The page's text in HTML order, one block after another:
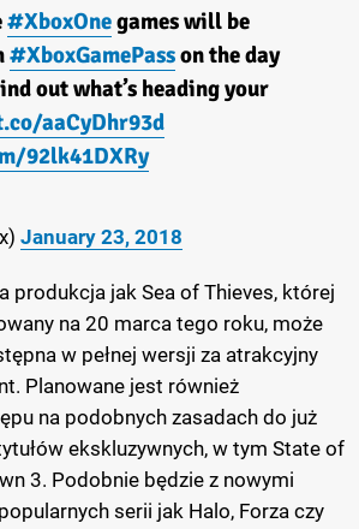
#XboxOnegames will be
#XboxGamePasson the day
out what’s heading your
aaCyDhr93d
92lk41DXRy
January 23, 2018
produkcja jak Sea of Thieves, której
na 20 marca tego roku, może
w pełnej wersji za atrakcyjny
Planowane jest również
na podobnych zasadach do już
ekskluzywnych, w tym State of
3. Podobnie będzie z nowymi
serii jak Halo, Forza czy